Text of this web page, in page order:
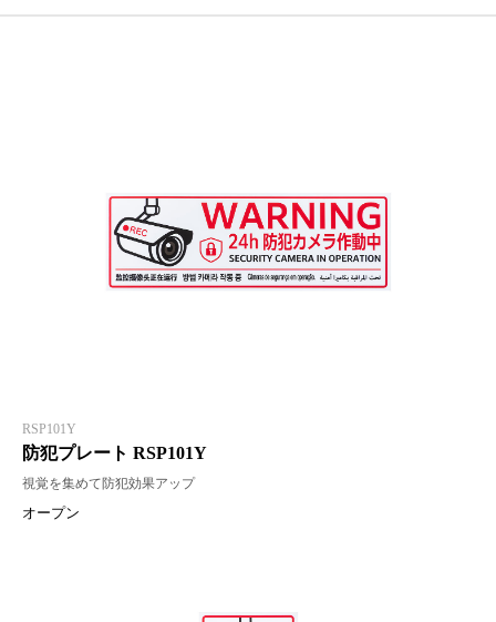
RSP101Y
防犯プレート RSP101Y
視覚を集めて防犯効果アップ
オープン